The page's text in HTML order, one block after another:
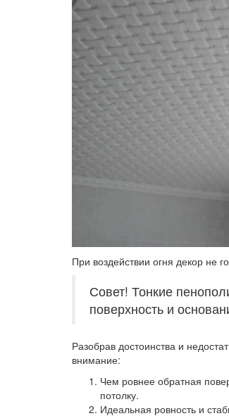
При воздействии огня декор не
Совет! Тонкие
поверхность и
Разобрав достоинства и
внимание:
Чем ровнее обратная
потолку.
Идеальная ровность и